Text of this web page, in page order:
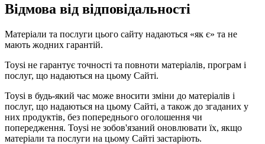
Відмова від відповідальності
Матеріали та послуги цього сайту надаються «як є» та не
мають жодних гарантій.
Toysi не гарантує точності та повноти матеріалів, програм і
послуг, що надаються на цьому Сайті.
Toysi в будь-який час може вносити зміни до матеріалів і
послуг, що надаються на цьому Сайті, а також до згаданих у
них продуктів, без попереднього оголошення чи
попередження. Toysi не зобов'язаний оновлювати їх, якщо
матеріали та послуги на цьому Сайті застаріють.